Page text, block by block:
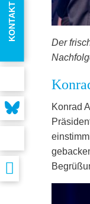
Der
Konrad
KONTAKT